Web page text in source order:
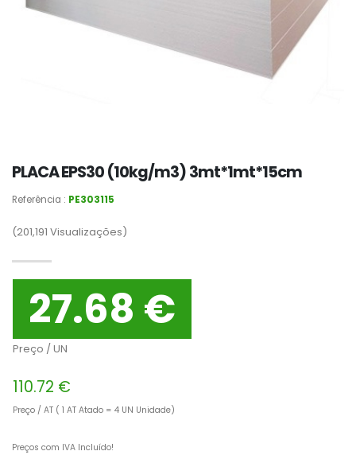
PLACA EPS30 (10kg/m3) 3mt*1mt*15cm
Referência : PE303115
(201,191 Visualizações)
27.68 €
Preço / UN
110.72 €
Preço / AT ( 1 AT Atado = 4 UN Unidade)
Preços com IVA Incluído!